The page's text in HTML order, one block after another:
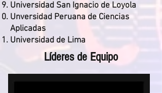
Universidad San Ignacio de Loyola
Unversidad Peruana de Ciencias
Aplicadas
Universidad de Lima
Líderes de Equipo